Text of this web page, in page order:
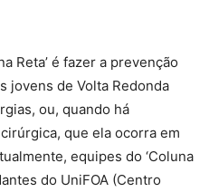
Reta’ é fazer a prevenção
jovens de Volta Redonda
ou, quando há
que ela ocorra em
equipes do ‘Coluna
do UniFOA (Centro